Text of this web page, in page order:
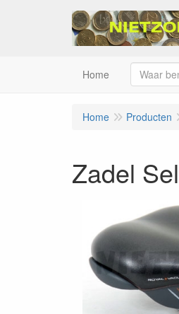
Home
Home Producten
Zadel